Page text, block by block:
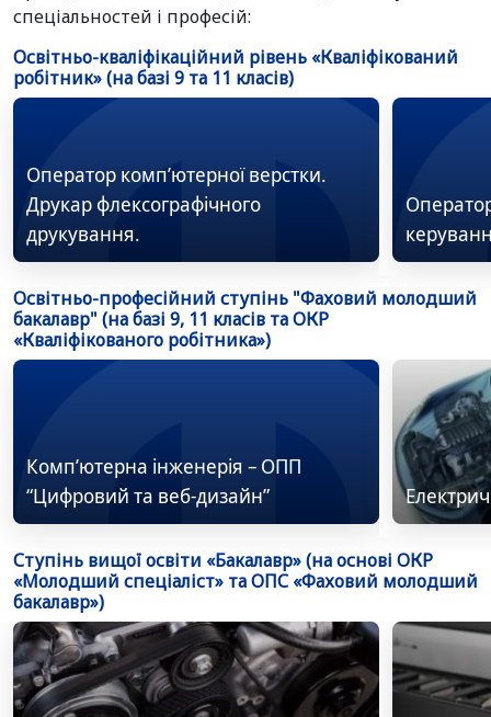
спеціальностей і професій:
Освітньо-кваліфікаційний рівень «Кваліфікований
робітник» (на базі 9 та 11 класів)
Оператор комп’ютерної верстки.
Друкар флексографічного
друкування.
Освітньо-професійний ступінь "Фаховий молодший
бакалавр" (на базі 9, 11 класів та ОКР
«Кваліфікованого робітника»)
Комп’ютерна інженерія – ОПП
“Цифровий та веб-дизайн”
Ступінь вищої освіти «Бакалавр» (на основі ОКР
«Молодший спеціаліст» та ОПС «Фаховий молодший
бакалавр»)